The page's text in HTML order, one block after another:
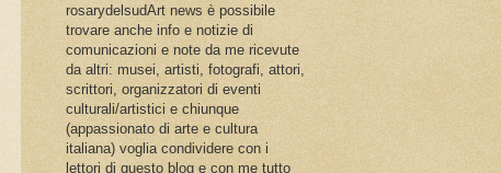
rosarydelsudArt news è possibile
trovare anche info e notizie di
comunicazioni e note da me ricevute
da altri: musei, artisti, fotografi, attori,
scrittori, organizzatori di eventi
culturali/artistici e chiunque
(appassionato di arte e cultura
italiana) voglia condividere con i
lettori di questo blog e con me tutto